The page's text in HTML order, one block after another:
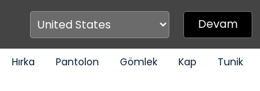
Devam
Hırka Pantolon Gömlek Kap Tunik